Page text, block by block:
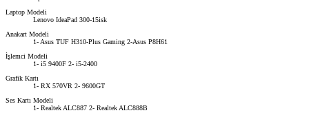
Laptop Modeli
Lenovo IdeaPad 300-15isk
Anakart Modeli
1- Asus TUF H310-Plus Gaming 2-Asus P8H61
İşlemci Modeli
1- i5 9400F 2- i5-2400
Grafik Kartı
1- RX 570VR 2- 9600GT
Ses Kartı Modeli
1- Realtek ALC887 2- Realtek ALC888B